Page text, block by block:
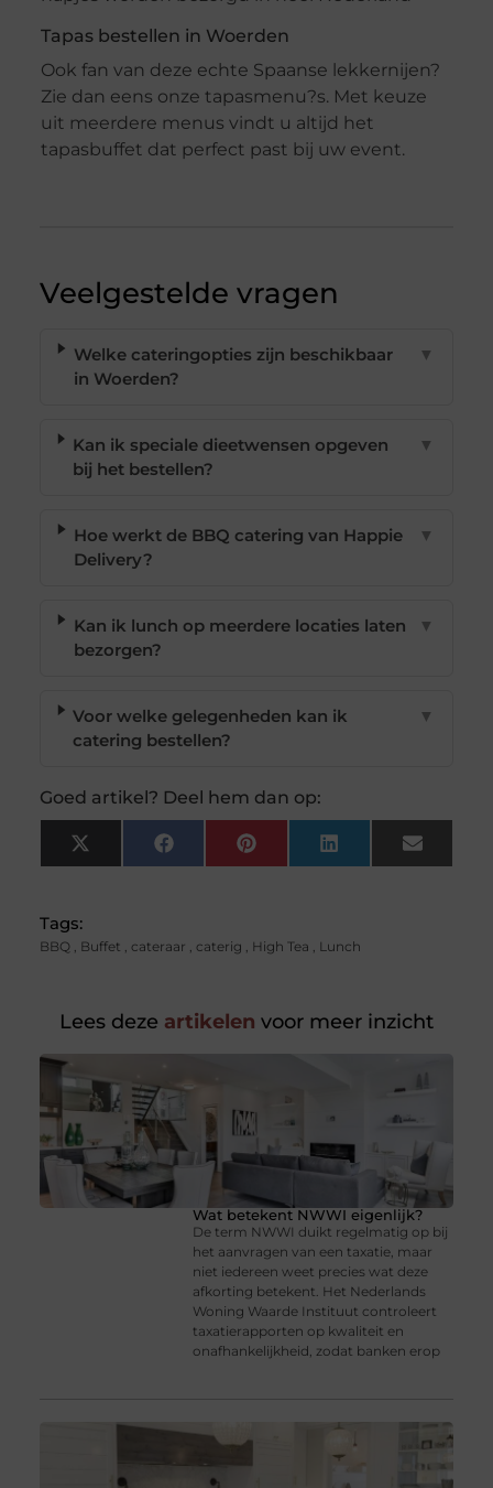
Tapas bestellen in Woerden
Ook fan van deze echte Spaanse lekkernijen?
Zie dan eens onze tapasmenu?s. Met keuze
uit meerdere menus vindt u altijd het
tapasbuffet dat perfect past bij uw event.
Veelgestelde vragen
Welke cateringopties zijn beschikbaar
in Woerden?
▼
Kan ik speciale dieetwensen opgeven
bij het bestellen?
▼
Hoe werkt de BBQ catering van Happie
Delivery?
▼
Kan ik lunch op meerdere locaties laten
bezorgen?
▼
Voor welke gelegenheden kan ik
catering bestellen?
▼
Goed artikel? Deel hem dan op:
X
(Twitter)
FacebookPinterest LinkedIn Email
Tags:
BBQ, Buffet , cateraar , caterig , High Tea , Lunch
Lees deze artikelen voor meer inzicht
Wat betekent NWWI eigenlijk?
De term NWWI duikt regelmatig op bij
het aanvragen van een taxatie, maar
niet iedereen weet precies wat deze
afkorting betekent. Het Nederlands
Woning Waarde Instituut controleert
taxatierapporten op kwaliteit en
onafhankelijkheid, zodat banken erop